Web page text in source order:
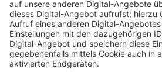
Immer auf dem
bleiben!
Verpass' nichts mehr - mit